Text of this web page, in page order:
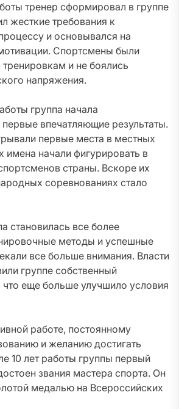
тренер сформировал в группе
жесткие требования к
и основывался на
Спортсмены были
и не боялись
напряжения.
группа начала
впечатляющие результаты.
первые места в местных
имена начали фигурировать в
страны. Вскоре их
соревнованиях стало
становилась все более
методы и успешные
все больше внимания. Власти
группе собственный
еще больше улучшило условия
работе, постоянному
и желанию достигать
10 лет работы группы первый
звания мастера спорта. Он
медалью на Всероссийских